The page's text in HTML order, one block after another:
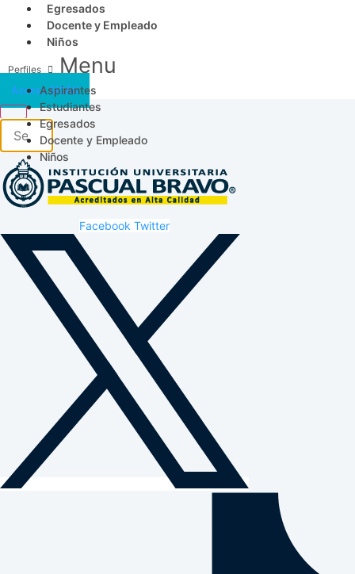
Egresados
Docente y Empleado
Niños
Menu
Aspirantes
Estudiantes
Egresados
Docente y Empleado
Niños
Acceso SICAU
Facebook Twitter